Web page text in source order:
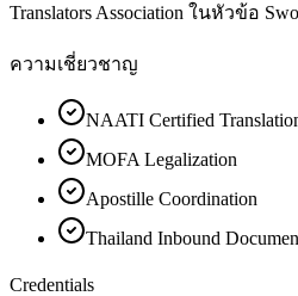
Translators Association ในหัวข้อ
ความเชี่ยวชาญ
NAATI Certified
MOFA Legalization
Apostille Coordination
Thailand Inbound
Credentials